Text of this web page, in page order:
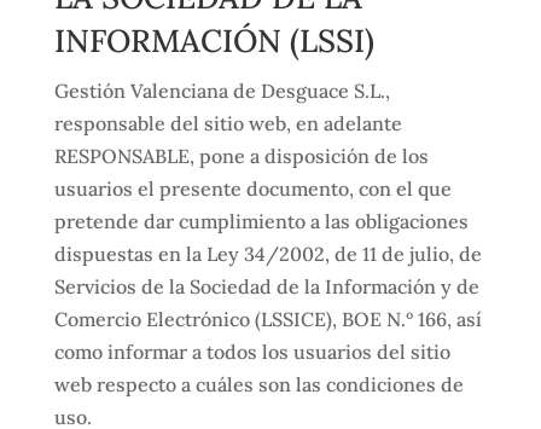
INFORMACIÓN (LSSI)
Gestión Valenciana de Desguace S.L.,
responsable del sitio web, en adelante
RESPONSABLE, pone a disposición de los
usuarios el presente documento, con el que
pretende dar cumplimiento a las obligaciones
dispuestas en la Ley 34/2002, de 11 de julio, de
Servicios de la Sociedad de la Información y de
Comercio Electrónico (LSSICE), BOE N.º 166, así
como informar a todos los usuarios del sitio
web respecto a cuáles son las condiciones de
uso.